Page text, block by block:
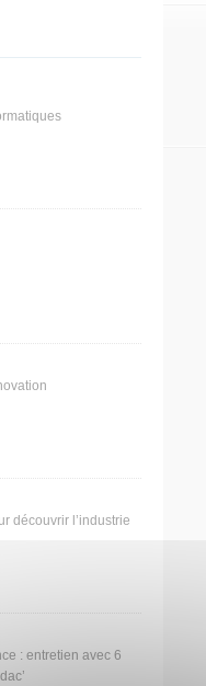
découvrir l’industrie
: entretien avec 6